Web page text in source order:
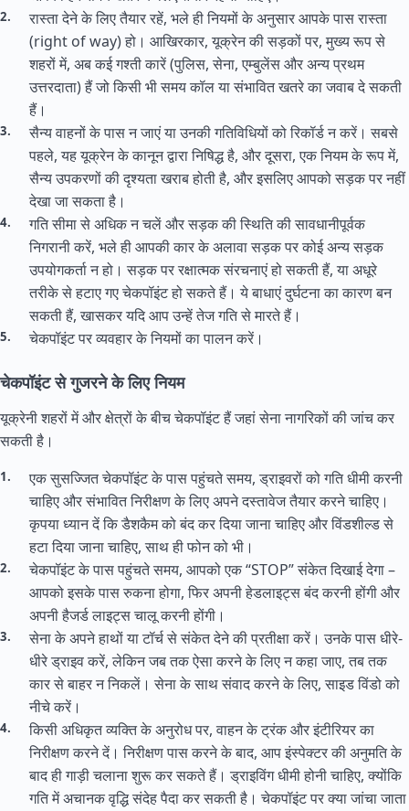
रास्ता देने के लिए तैयार रहें, भले ही नियमों के अनुसार आपके पास रास्ता
(right of way) हो। आखिरकार, यूक्रेन की सड़कों पर, मुख्य रूप से
शहरों में, अब कई गश्ती कारें (पुलिस, सेना, एम्बुलेंस और अन्य प्रथम
उत्तरदाता) हैं जो किसी भी समय कॉल या संभावित खतरे का जवाब दे सकती
हैं।
सैन्य वाहनों के पास न जाएं या उनकी गतिविधियों को रिकॉर्ड न करें। सबसे
पहले, यह यूक्रेन के कानून द्वारा निषिद्ध है, और दूसरा, एक नियम के रूप में,
सैन्य उपकरणों की दृश्यता खराब होती है, और इसलिए आपको सड़क पर नहीं
देखा जा सकता है।
गति सीमा से अधिक न चलें और सड़क की स्थिति की सावधानीपूर्वक
निगरानी करें, भले ही आपकी कार के अलावा सड़क पर कोई अन्य सड़क
उपयोगकर्ता न हो। सड़क पर रक्षात्मक संरचनाएं हो सकती हैं, या अधूरे
तरीके से हटाए गए चेकपॉइंट हो सकते हैं। ये बाधाएं दुर्घटना का कारण बन
सकती हैं, खासकर यदि आप उन्हें तेज गति से मारते हैं।
चेकपॉइंट पर व्यवहार के नियमों का पालन करें।
चेकपॉइंट से गुजरने के लिए नियम
यूक्रेनी शहरों में और क्षेत्रों के बीच चेकपॉइंट हैं जहां सेना नागरिकों की जांच कर
सकती है।
एक सुसज्जित चेकपॉइंट के पास पहुंचते समय, ड्राइवरों को गति धीमी करनी
चाहिए और संभावित निरीक्षण के लिए अपने दस्तावेज तैयार करने चाहिए।
कृपया ध्यान दें कि डैशकैम को बंद कर दिया जाना चाहिए और विंडशील्ड से
हटा दिया जाना चाहिए, साथ ही फोन को भी।
चेकपॉइंट के पास पहुंचते समय, आपको एक “STOP” संकेत दिखाई देगा –
आपको इसके पास रुकना होगा, फिर अपनी हेडलाइट्स बंद करनी होंगी और
अपनी हैजर्ड लाइट्स चालू करनी होंगी।
सेना के अपने हाथों या टॉर्च से संकेत देने की प्रतीक्षा करें। उनके पास धीरे-
धीरे ड्राइव करें, लेकिन जब तक ऐसा करने के लिए न कहा जाए, तब तक
कार से बाहर न निकलें। सेना के साथ संवाद करने के लिए, साइड विंडो को
नीचे करें।
किसी अधिकृत व्यक्ति के अनुरोध पर, वाहन के ट्रंक और इंटीरियर का
निरीक्षण करने दें। निरीक्षण पास करने के बाद, आप इंस्पेक्टर की अनुमति के
बाद ही गाड़ी चलाना शुरू कर सकते हैं। ड्राइविंग धीमी होनी चाहिए, क्योंकि
गति में अचानक वृद्धि संदेह पैदा कर सकती है। चेकपॉइंट पर क्या जांचा जाता